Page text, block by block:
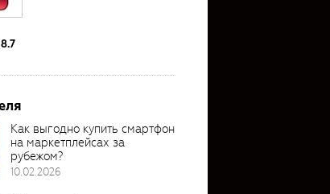
Как выгодно купить смартфон
на маркетплейсах за
рубежом?
10.02.2026